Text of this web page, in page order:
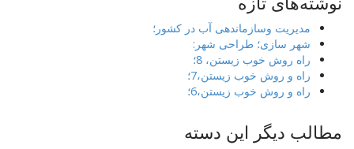
مدیریت وسازماندهی آب در کشور؛
شهر سازی؛ طراحی شهر:
راه روش خوب زیستن، 8؛
راه و روش خوب زیستن،7؛
راه و روش خوب زیستن،6؛
مطالب دیگر این دسته